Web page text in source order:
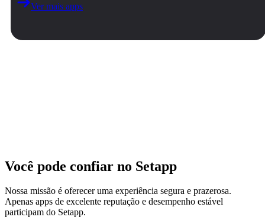
Ver mais apps
Você pode confiar no Setapp
Nossa missão é oferecer uma experiência segura e prazerosa.
Apenas apps de excelente reputação e desempenho estável
participam do Setapp.